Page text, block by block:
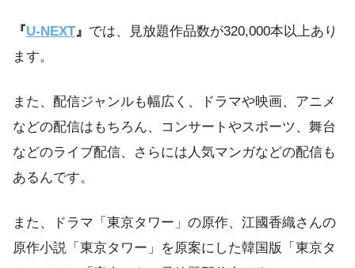
『U-NEXT』 では、見放題作品数が320,000本以上あり
ます。
また、配信ジャンルも幅広く、ドラマや映画、アニメ
などの配信はもちろん、コンサートやスポーツ、舞台
などのライブ配信、さらには人気マンガなどの配信も
あるんです。
また、ドラマ「東京タワー」の原作、江國香織さんの
原作小説「東京タワー」を原案にした韓国版「東京タ